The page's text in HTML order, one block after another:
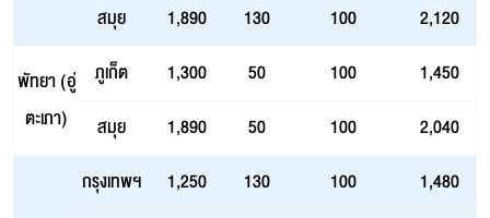
สมุย
1,890 130 100
2,120
พัทยา (อู่
ตะเภา)
ภูเก็ต 1,300 50 100
1,450
สมุย
1,890 50 100 2,040
กรุงเทพฯ 1,250 130 100
1,480